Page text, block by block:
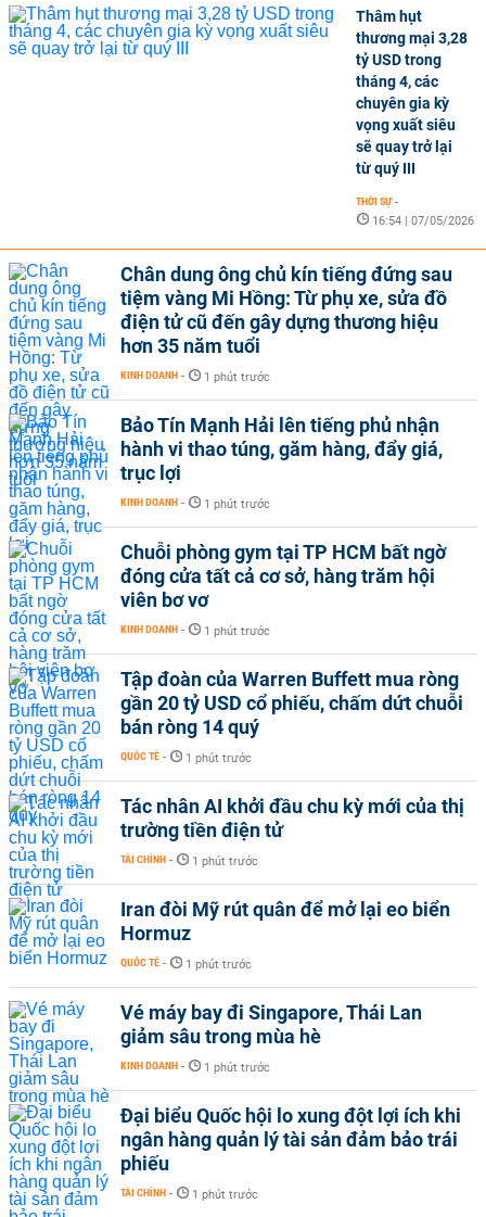
Thâm hụt
thương mại 3,28
tỷ USD trong
tháng 4, các
chuyên gia kỳ
vọng xuất siêu
sẽ quay trở lại
từ quý III
THỜI SỰ -
16:54 | 07/05/2026
Chân dung ông chủ kín tiếng đứng sau
tiệm vàng Mi Hồng: Từ phụ xe, sửa đồ
điện tử cũ đến gây dựng thương hiệu
hơn 35 năm tuổi
KINH DOANH - 1 phút trước
Bảo Tín Mạnh Hải lên tiếng phủ nhận
hành vi thao túng, găm hàng, đẩy giá,
trục lợi
KINH DOANH - 1 phút trước
Chuỗi phòng gym tại TP HCM bất ngờ
đóng cửa tất cả cơ sở, hàng trăm hội
viên bơ vơ
KINH DOANH - 1 phút trước
Tập đoàn của Warren Buffett mua ròng
gần 20 tỷ USD cổ phiếu, chấm dứt chuỗi
bán ròng 14 quý
QUỐC TẾ - 1 phút trước
Tác nhân AI khởi đầu chu kỳ mới của thị
trường tiền điện tử
TÀI CHÍNH - 1 phút trước
Iran đòi Mỹ rút quân để mở lại eo biển
Hormuz
QUỐC TẾ - 1 phút trước
Vé máy bay đi Singapore, Thái Lan
giảm sâu trong mùa hè
KINH DOANH - 1 phút trước
Đại biểu Quốc hội lo xung đột lợi ích khi
ngân hàng quản lý tài sản đảm bảo trái
phiếu
TÀI CHÍNH - 1 phút trước